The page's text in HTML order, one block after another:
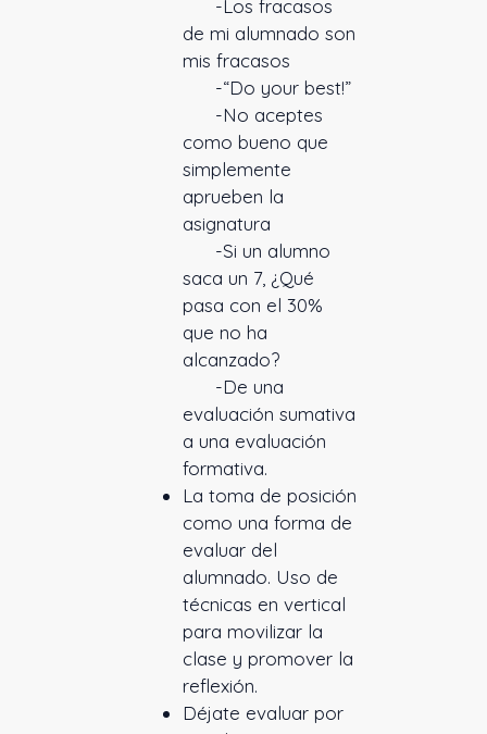
-Los fracasos
de mi alumnado son
mis fracasos
-“Do your best!”
-No aceptes
como bueno que
simplemente
aprueben la
asignatura
-Si un alumno
saca un 7, ¿Qué
pasa con el 30%
que no ha
alcanzado?
-De una
evaluación sumativa
a una evaluación
formativa.
La toma de posición
como una forma de
evaluar del
alumnado. Uso de
técnicas en vertical
para movilizar la
clase y promover la
reflexión.
Déjate evaluar por